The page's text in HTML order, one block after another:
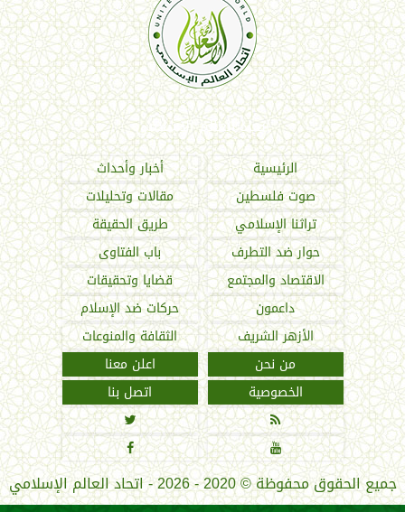
اتحاد العالم الإسلامي
الرئيسية
أخبار وأحداث
صوت فلسطين
مقالات وتحليلات
تراثنا الإسلامي
طريق الحقيقة
حوار ضد التطرف
باب الفتاوى
الاقتصاد والمجتمع
قضايا وتحقيقات
داعمون
حركات ضد الإسلام
الأزهر الشريف
الثقافة والمنوعات
من نحن
اعلن معنا
الخصوصية
اتصل بنا




جميع الحقوق محفوظة©2020 - 2026 - اتحاد العالم الإسلامي